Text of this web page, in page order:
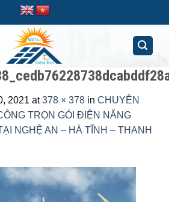
2021 at378 × 378 in CHUYÊN
TRỌN GÓI ĐIỆN NĂNG
NGHỆ AN – HÀ TĨNH – THANH